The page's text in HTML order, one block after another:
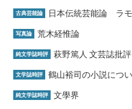
古典芸能論 日本伝統芸能論 ラ
写真論 荒木経惟論
純文学誌時評 萩野篤人 文芸誌批評
文学誌時評 鶴山裕司の小説につ
純文学誌時評 文學界